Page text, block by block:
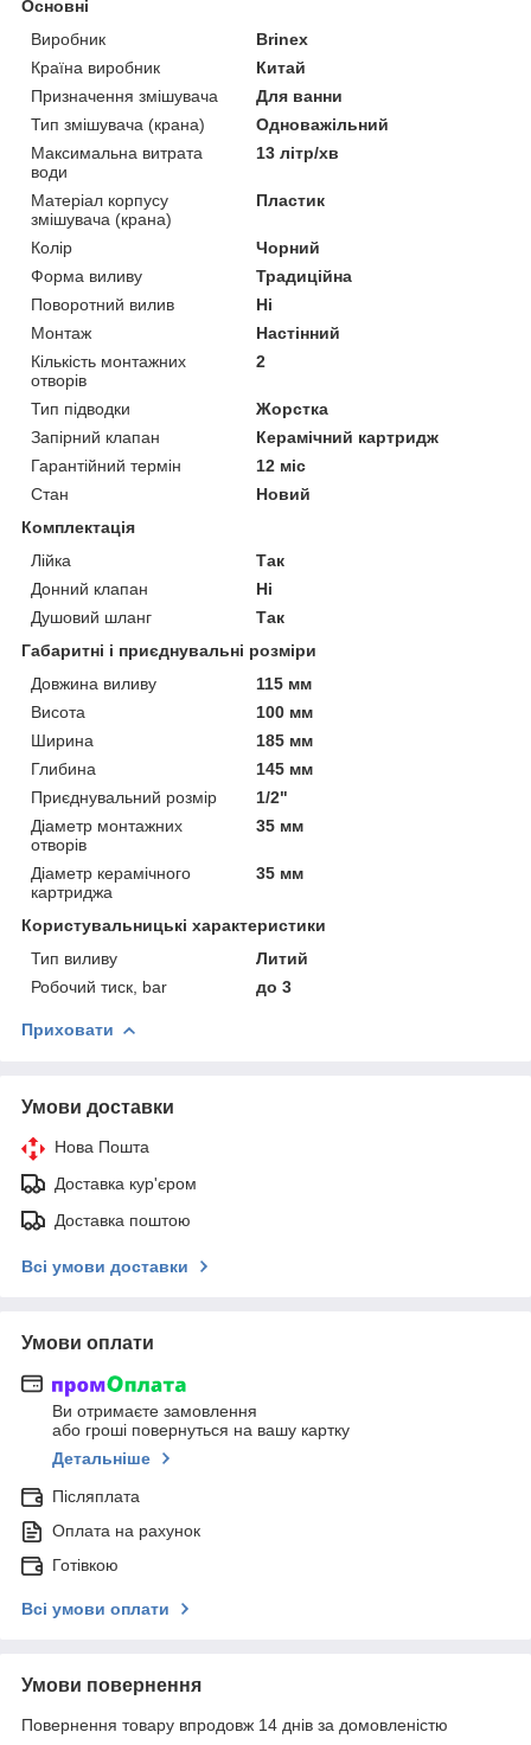
Основні
Виробник
Brinex
Країна виробник
Китай
Призначення змішувача
Для ванни
Тип змішувача (крана)
Одноважільний
Максимальна витрата
води
13 літр/хв
Матеріал корпусу
змішувача (крана)
Пластик
Колір
Чорний
Форма виливу
Традиційна
Поворотний вилив
Ні
Монтаж
Настінний
Кількість монтажних
отворів
2
Тип підводки
Жорстка
Запірний клапан
Керамічний картридж
Гарантійний термін
12 міс
Стан
Новий
Комплектація
Лійка
Так
Донний клапан
Ні
Душовий шланг
Так
Габаритні і приєднувальні розміри
Довжина виливу
115 мм
Висота
100 мм
Ширина
185 мм
Глибина
145 мм
Приєднувальний розмір
1/2"
Діаметр монтажних
отворів
35 мм
Діаметр керамічного
картриджа
35 мм
Користувальницькі характеристики
Тип виливу
Литий
Робочий тиск, bar
до 3
Приховати
Умови доставки
Нова Пошта
Доставка кур'єром
Доставка поштою
Всі умови доставки
Умови оплати
Ви отримаєте замовлення
або гроші повернуться на вашу картку
Детальніше
Післяплата
Оплата на рахунок
Готівкою
Всі умови оплати
Умови повернення
Повернення товару впродовж 14 днів за домовленістю